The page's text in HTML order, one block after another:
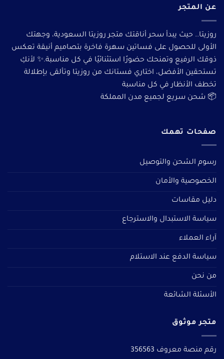
عن المتجر
روزيتا.. حيث يبدأ سحر أناقتك متجر روزيتا السعودية، وجهتك
الأولى للحصول على فساتين سهرة فاخرة بتصاميم أنيقة تعكس
ذوقك الرفيع وتمنحك حضورًا استثنائيًا في كل مناسبة.✨ لأنكِ
تستحقين الأفضل، اختاري فستانك من روزيتا وتألقى بإطلالة
تخطف الأنظار في كل مناسبة
📦 شحن سريع لجميع مدن المملكة
صفحات تهمك
رسوم الشحن والتوصيل
الخصوصية والأمان
دليل مقاسات
سياسة الاستبدال والاسترجاع
آراء العملاء
سياسة الدفع عند الاستلام
من نحن
الأسئلة الشائعة
متجر موثوق
رقم منصة معروف 356563